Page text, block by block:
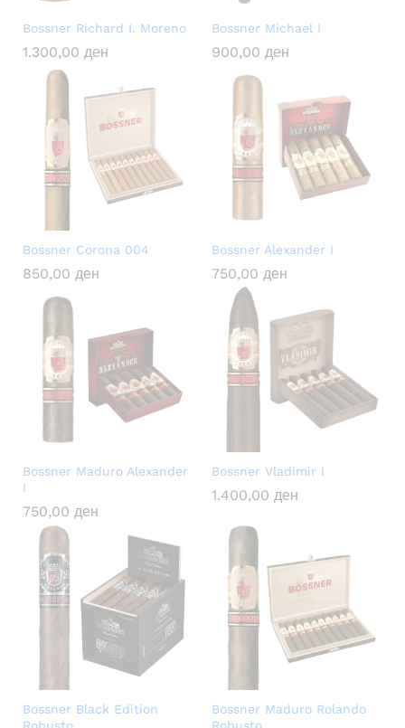
Bossner Richard I. Moreno
1.300,00 ден
Bossner Michael I
900,00 ден
Bossner Corona 004
850,00 ден
Bossner Alexander I
750,00 ден
Bossner Maduro Alexander
I
750,00 ден
Bossner Vladimir I
1.400,00 ден
Bossner Black Edition
Bossner Maduro Rolando